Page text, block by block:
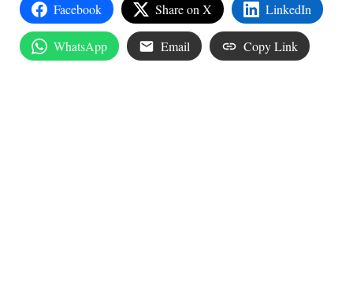
Facebook Share on X LinkedIn
WhatsApp Email Copy Link